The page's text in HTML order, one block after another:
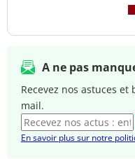
A ne pas
Recevez nos astuces
mail.
En savoir plus sur notre